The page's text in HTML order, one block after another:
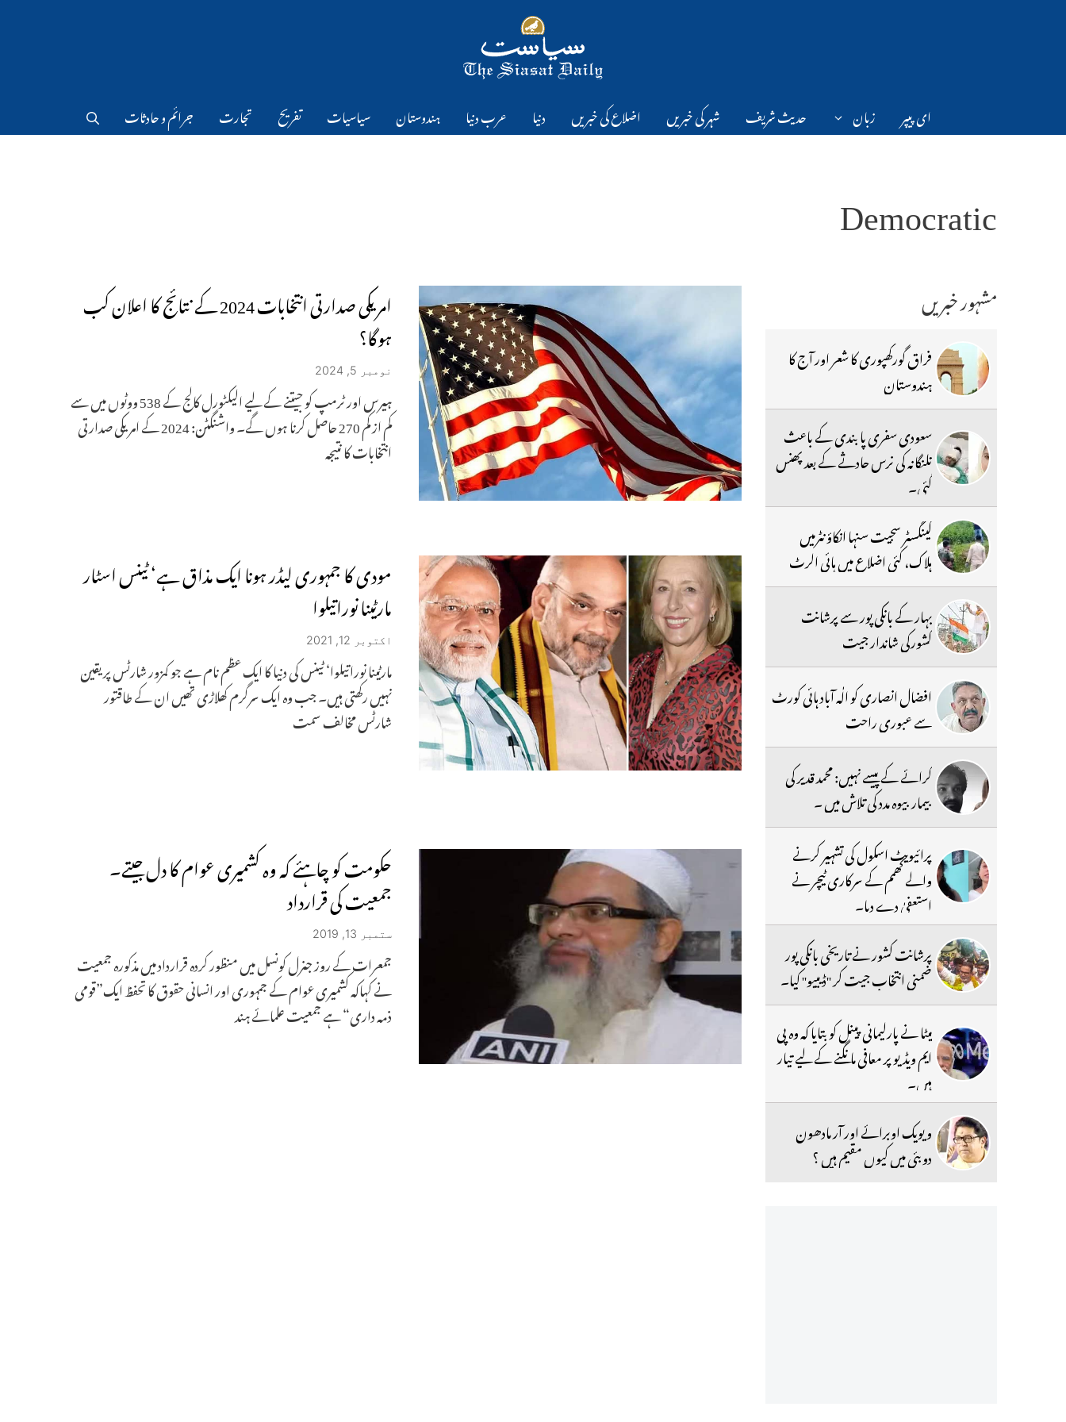
ای پیپر زبان حدیث شریف شہر کی خبریں اضلاع کی خبریں دنیا عرب دنیا ہندوستان سیاسیات تفریح تجارت جرائم و حادثات
Democratic
امریکی صدارتی انتخابات 2024 کے نتائج کا اعلان کب
ہوگا؟
نومبر 5, 2024
ہیرس اور ٹرمپ کو جیتنے کے لیے الیکٹورل کالج کے 538 ووٹوں میں سے
کم از کم 270 حاصل کرنا ہوں گے۔ واشنگٹن: 2024 کے امریکی صدارتی
انتخابات کا نتیجہ
مودی کا جمہوری لیڈر ہونا ایک مذاق ہے‘ ٹینس اسٹار
مارٹینا نوراتیلوا
اکتوبر 12, 2021
مارٹینا نوراتیلوا‘ ٹینس کی دنیا کا ایک عظم نام ہے جو کمزور شارٹس پر یقین
نہیں رکھتی ہیں۔ جب وہ ایک سرگرم کھلاڑی تھیں ان کے طاقتور
شارٹس مخالف سمت
حکومت کو چاہئے کہ وہ کشمیری عوام کا دل جیتے۔
جمعیت کی قرارداد
ستمبر 13, 2019
جمعرات کے روز جنرل کونسل میں منظور کردہ قرارداد میں مذکورہ جمعیت
نے کہاکہ کشمیری عوام کے جمہوری اور انسانی حقوق کا تحفظ ایک”قومی
ذمہ داری“ ہے جمعیت علمائے ہند
مشہور خبریں
فراق گورکھپوری کا شعر اور آج کا
ہندوستان
سعودی سفری پابندی کے باعث
تلنگانہ کی نرس حادثے کے بعد پھنس
گئی۔
گینگسٹر سجیت سنہا انکاؤنٹرمیں
ہلاک، کئی اضلاع میں ہائی الرٹ
بہار کے بانکی پور سے پرشانت
کشورکی شاندار جیت
افضال انصاری کو الٰہ آباد ہائی کورٹ
سے عبوری راحت
کرائے کے پیسے نہیں: محمد قدیر کی
بیمار بیوہ مدد کی تلاش میں ۔
پرائیویٹ اسکول کی تشہیر کرنے
والے کھمم کے سرکاری ٹیچر نے
استعفیٰ دے دیا۔
پرشانت کشور نے تاریخی بانکی پور
ضمنی انتخاب جیت کر ''ڈیبیو'' کیا۔
میٹا نے پارلیمانی پینل کو بتایا کہ وہ پی
ایم ویڈیو پر معافی مانگنے کے لیے تیار
ہیں۔
ویویک اوبرائے اور آر مادھون
دوبئی میں کیوں مقیم ہیں ؟